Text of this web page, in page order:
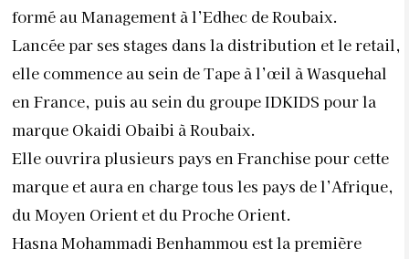
formé au Management à l’Edhec de Roubaix.
Lancée par ses stages dans la distribution et le retail,
elle commence au sein de Tape à l’œil à Wasquehal
en France, puis au sein du groupe IDKIDS pour la
marque Okaidi Obaibi à Roubaix.
Elle ouvrira plusieurs pays en Franchise pour cette
marque et aura en charge tous les pays de l’Afrique,
du Moyen Orient et du Proche Orient.
Hasna Mohammadi Benhammou est la première